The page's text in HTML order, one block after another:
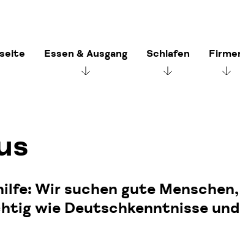
Essen & Ausgang Schlafen
Wir suchen gute
wie Deutschkenntnisse